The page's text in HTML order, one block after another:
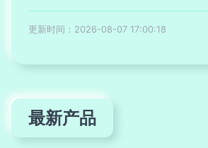
更新时间：2026-08-07 17:00:18
最新产品